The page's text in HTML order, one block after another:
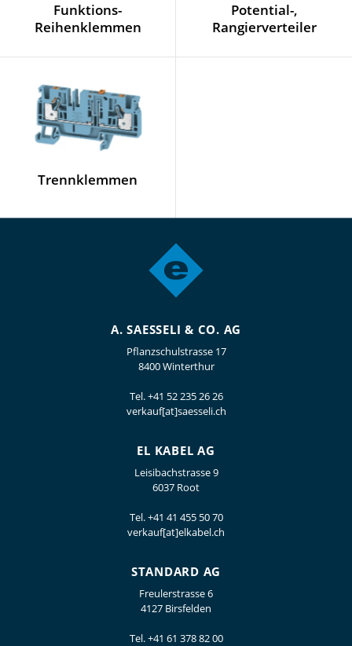
Funktions-
Reihenklemmen
Potential-,
Rangierverteiler
Trennklemmen
A. SAESSELI & CO. AG
Pflanzschulstrasse 17
8400 Winterthur
Tel.+41 52 235 26 26
verkauf[at]saesseli.ch
EL KABEL AG
Leisibachstrasse 9
6037 Root
Tel.+41 41 455 50 70
verkauf[at]elkabel.ch
STANDARD AG
Freulerstrasse 6
4127 Birsfelden
Tel.+41 61 378 82 00